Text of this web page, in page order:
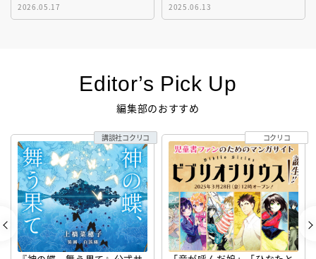
2026.05.17 2025.06.13
Editor’s Pick Up
編集部のおすすめ
講談社コクリコ コクリコ